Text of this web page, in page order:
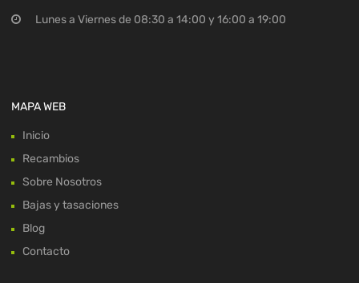
Lunes a Viernes de 08:30 a 14:00 y 16:00 a 19:00
MAPA WEB
Inicio
Recambios
Sobre Nosotros
Bajas y tasaciones
Blog
Contacto